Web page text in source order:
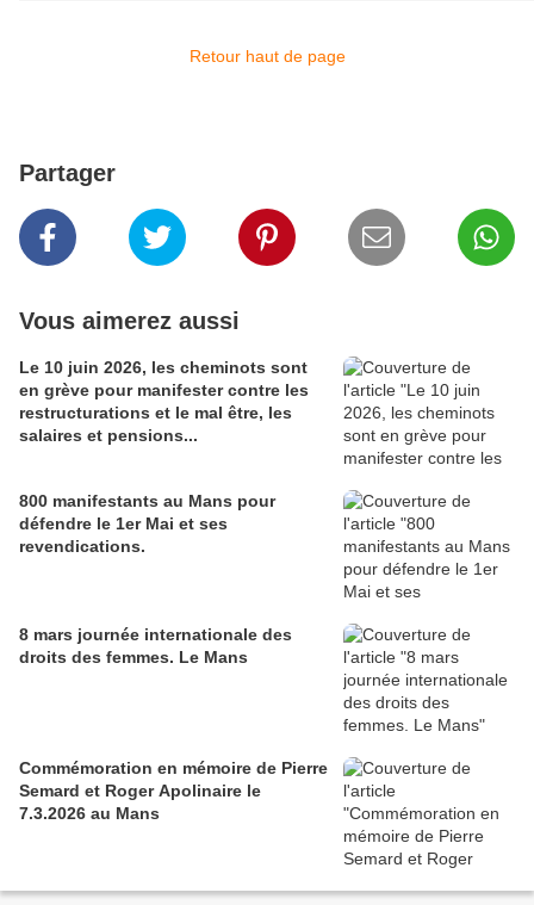
Retour haut de page
Partager
Vous aimerez aussi
Le 10 juin 2026, les cheminots sont
en grève pour manifester contre les
restructurations et le mal être, les
salaires et pensions...
800 manifestants au Mans pour
défendre le 1er Mai et ses
revendications.
8 mars journée internationale des
droits des femmes. Le Mans
Commémoration en mémoire de Pierre
Semard et Roger Apolinaire le
7.3.2026 au Mans